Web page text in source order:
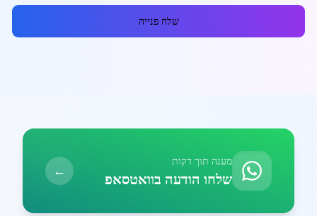
שלח פנייה
מענה תוך דקות
שלחו הודעה בוואטסאפ ←